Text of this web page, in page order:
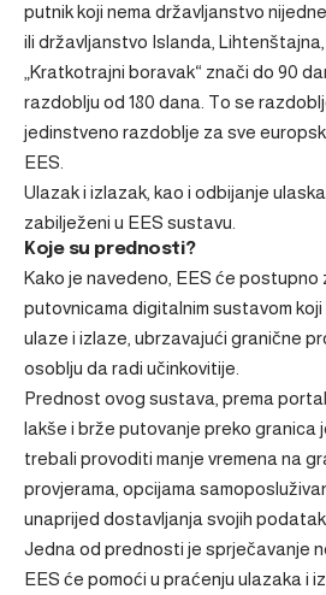
putnik koji nema državljanstvo
ili državljanstvo Islanda, Lihtenštajna,
„Kratkotrajni boravak“ znači do 90
razdoblju od 180 dana. To se
jedinstveno razdoblje za sve
EES.
Ulazak i izlazak, kao i odbijanje
zabilježeni u EES sustavu.
Koje su prednosti?
Kako je navedeno, EES će postupno
putovnicama digitalnim sustavom
ulaze i izlaze, ubrzavajući granične
osoblju da radi učinkovitije.
Prednost ovog sustava, prema
lakše i brže putovanje preko granica
trebali provoditi manje vremena na
provjerama, opcijama
unaprijed dostavljanja svojih
Jedna od prednosti je sprječavanje
EES će pomoći u praćenju ulazaka i